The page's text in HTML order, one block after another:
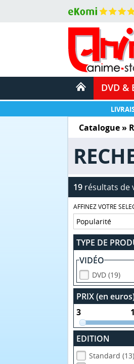
DVD &
Catalogue»
19résultats de
AFFINEZ VOTRE
TYPE DE
VIDÉO
DVD (19)
PRIX (en
EDITION
Standard (13)